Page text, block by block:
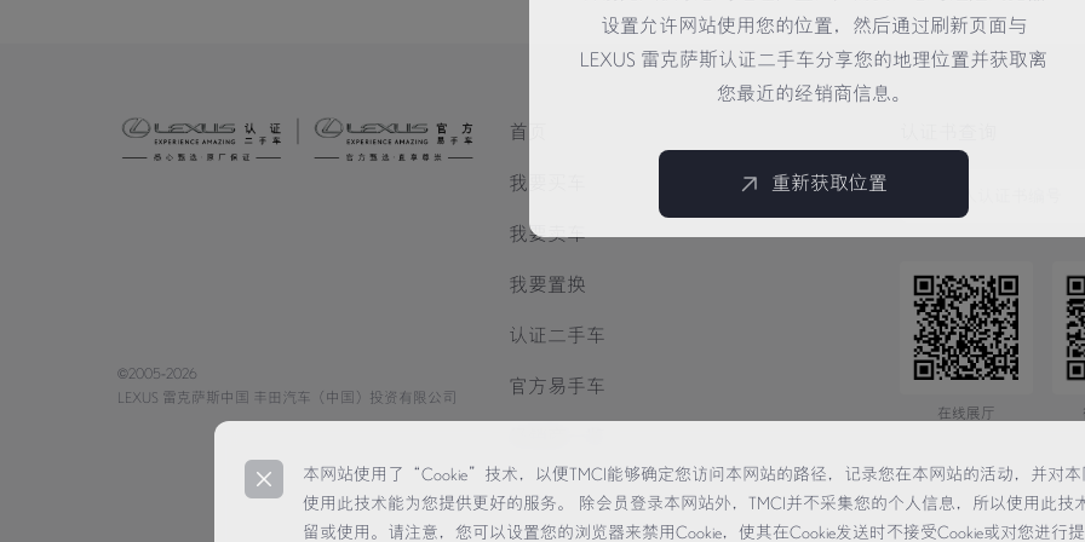
本网站使用了“Cookie”技术，以便TMCI能够确定您访问本网站的路径，记录您在本网站的活动，并对
使用此技术能为您提供更好的服务。 除会员登录本网站外，TMCI并不采集您的个人信息，所以使用此技
留或使用。请注意，您可以设置您的浏览器来禁用Cookie，使其在Cookie发送时不接受Cookie或对您进行
设置允许网站使用您的位置，然后通过刷新页面与
LEXUS 雷克萨斯认证二手车分享您的地理位置并获取离
您最近的经销商信息。
重新获取位置
©2005-2026
LEXUS 雷克萨斯中国 丰田汽车（中国）投资有限公司
首页
我要买车
我要卖车
我要置换
认证二手车
官方易手车
在线展厅